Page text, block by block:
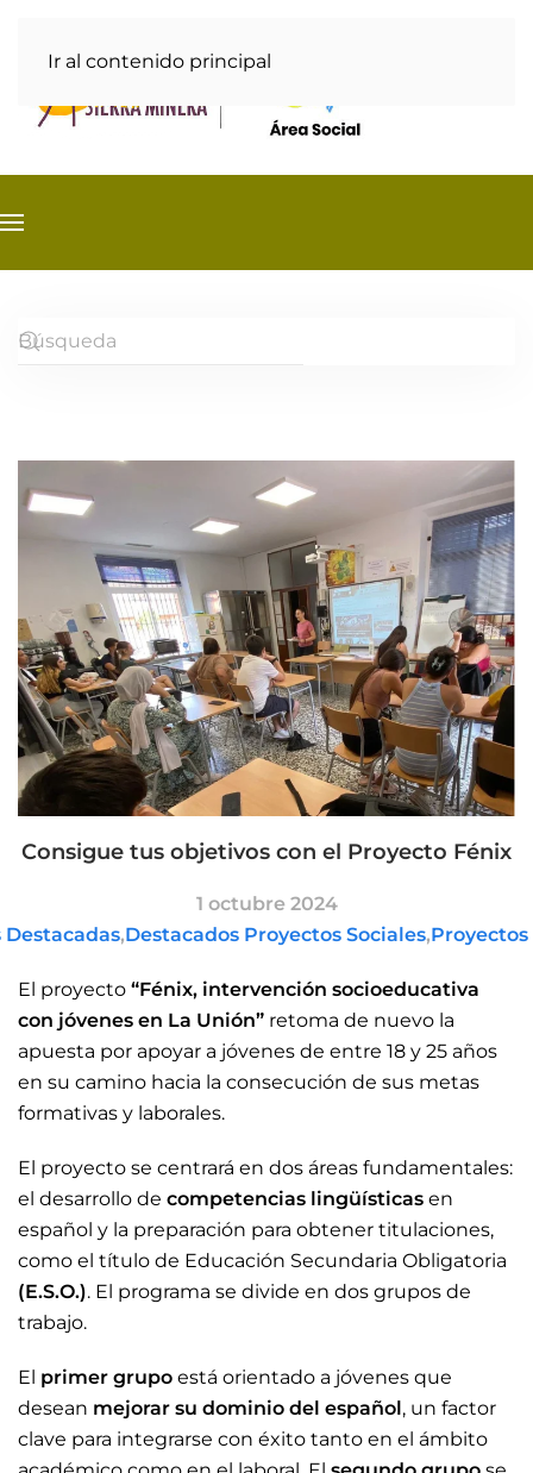
Ir al contenido principal
Consigue tus objetivos con el Proyecto Fénix
1 octubre 2024
,Destacados Proyectos Sociales,Proyectos
El proyecto “Fénix, intervención socioeducativa
con jóvenes en La Unión” retoma de nuevo la
apuesta por apoyar a jóvenes de entre 18 y 25 años
en su camino hacia la consecución de sus metas
formativas y laborales.
El proyecto se centrará en dos áreas fundamentales:
el desarrollo de competencias lingüísticas en
español y la preparación para obtener titulaciones,
como el título de Educación Secundaria Obligatoria
(E.S.O.). El programa se divide en dos grupos de
trabajo.
El primer grupo está orientado a jóvenes que
desean mejorar su dominio del español, un factor
clave para integrarse con éxito tanto en el ámbito